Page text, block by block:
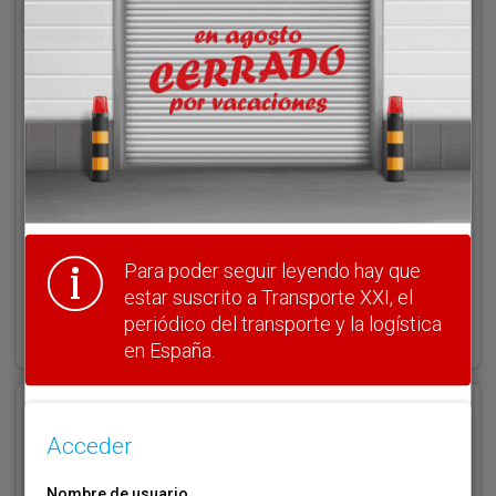
Acceder
Nombre de usuario
¿Olvidó su clave?
Haga clic aquí para recuperarla.
Para poder seguir leyendo hay que
estar suscrito a Transporte XXI, el
periódico del transporte y la logística
en España.
Acceder